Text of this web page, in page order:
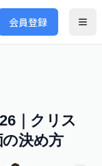
会員登録
｜クリス
決め方